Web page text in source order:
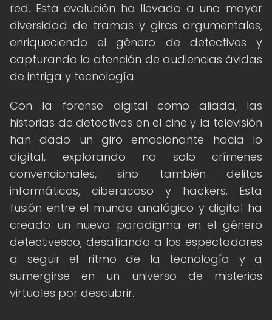
red. Esta evolución ha llevado a una mayor
diversidad de tramas y giros argumentales,
enriqueciendo el género de detectives y
capturando la atención de audiencias ávidas
de intriga y tecnología.
Con la forense digital como aliada, las
historias de detectives en el cine y la televisión
han dado un giro emocionante hacia lo
digital, explorando no solo crímenes
convencionales, sino también delitos
informáticos, ciberacoso y hackers. Esta
fusión entre el mundo analógico y digital ha
creado un nuevo paradigma en el género
detectivesco, desafiando a los espectadores
a seguir el ritmo de la tecnología y a
sumergirse en un universo de misterios
virtuales por descubrir.